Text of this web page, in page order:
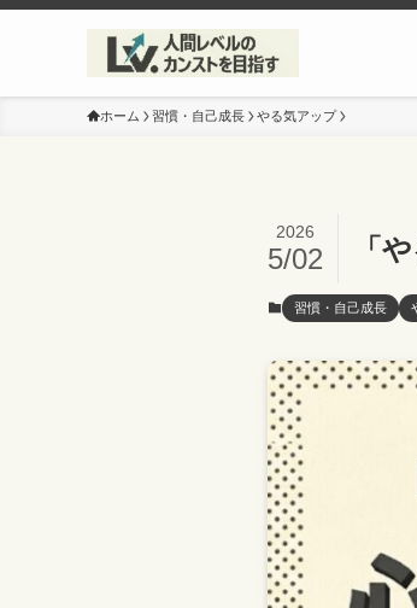
ホーム 習慣・自己成長 やる気アップ
「
2026
5/02
習慣・自己成長